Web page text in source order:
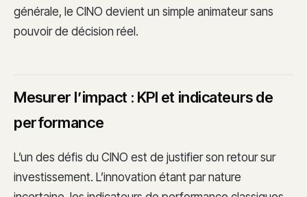
générale, le CINO devient un simple animateur sans
pouvoir de décision réel.
Mesurer l’impact : KPI et indicateurs de
performance
L’un des défis du CINO est de justifier son retour sur
investissement. L’innovation étant par nature